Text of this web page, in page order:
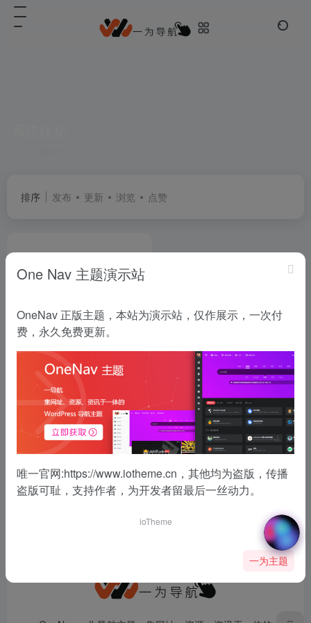
排序 发布 更新 浏览 点赞
CleanMyMac- 最新
最好用的mac优化清理工具
软件游戏 # mac os
没有了
One Nav 主题演示站
OneNav 正版主题，本站为演示站，仅作展示，一次付
费，永久免费更新。
唯一官网:https://www.iotheme.cn ，其他均为盗版，传播
盗版可耻，支持作者，为开发者留最后一丝动力。
ioTheme
一为主题